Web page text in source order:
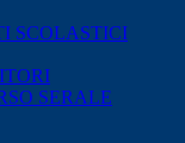
SCOLASTICI
SERALE